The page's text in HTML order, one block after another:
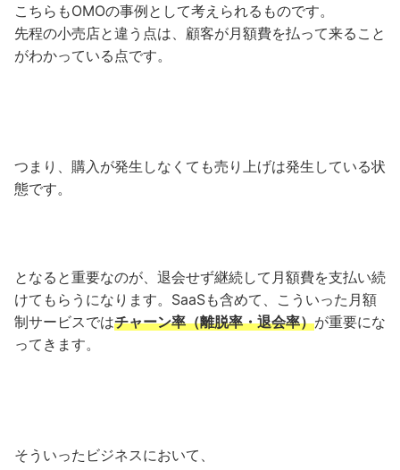
こちらもOMOの事例として考えられるものです。
先程の小売店と違う点は、顧客が月額費を払って来ること
がわかっている点です。
つまり、購入が発生しなくても売り上げは発生している状
態です。
となると重要なのが、退会せず継続して月額費を支払い続
けてもらうになります。SaaSも含めて、こういった月額
制サービスではチャーン率（離脱率・退会率）が重要にな
ってきます。
そういったビジネスにおいて、